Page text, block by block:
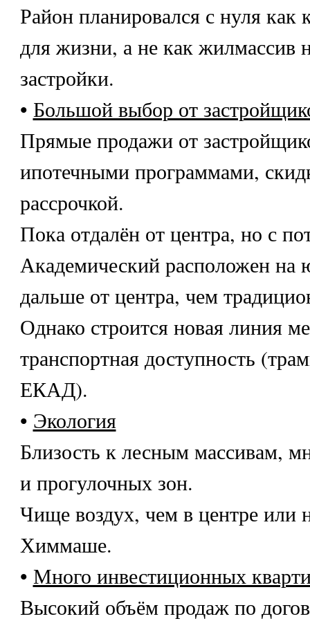
Район планировался с нуля как
для жизни, а не как жилмассив
застройки.
• Большой выбор от
Прямые продажи от
ипотечными программами,
рассрочкой.
Пока отдалён от центра, но с
Академический расположен на
дальше от центра, чем
Однако строится новая линия
транспортная доступность
ЕКАД).
• Экология
Близость к лесным массивам,
и прогулочных зон.
Чище воздух, чем в центре или
Химмаше.
• Много инвестиционных
Высокий объём продаж по